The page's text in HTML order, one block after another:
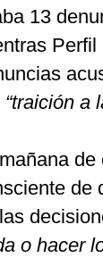
13
“traición a
de
o hacer